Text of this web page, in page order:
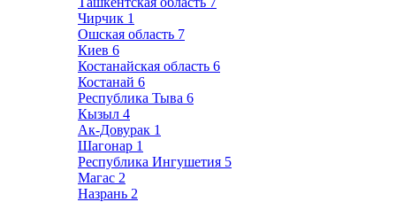
Чирчик 1
Ошская область 7
Киев 6
Костанайская область 6
Костанай 6
Республика Тыва 6
Кызыл 4
Ак-Довурак 1
Шагонар 1
Республика Ингушетия 5
Магас 2
Назрань 2